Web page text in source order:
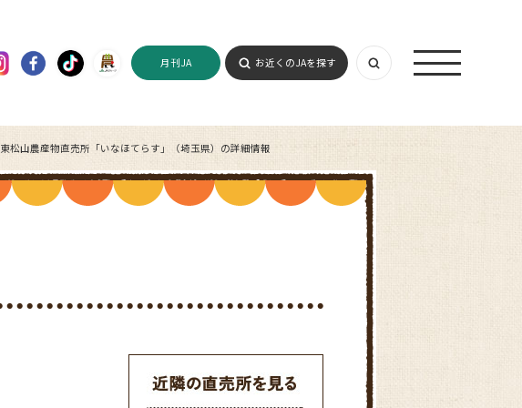
月刊JA お近くのJAを探す
東松山農産物直売所「いなほてらす」（埼玉県）の詳細情報